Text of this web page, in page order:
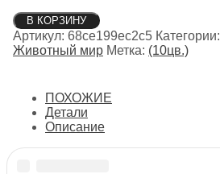
Количество
товара
Ворона
В КОРЗИНУ
Артикул: 68ce199ec2c5 Категории:
Животный мир Метка: (10цв.)
ПОХОЖИЕ
Детали
Описание